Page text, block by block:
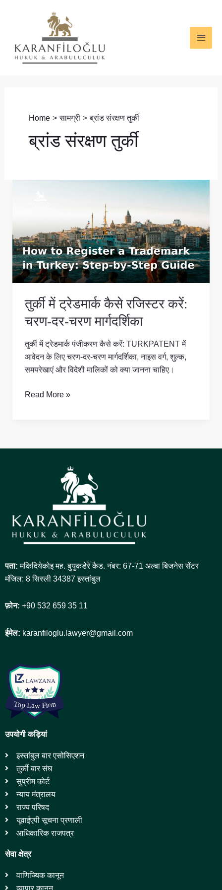
Home सामग्री ब्रांड संरक्षण तुर्की
ब्रांड संरक्षण तुर्की
तुर्की में ट्रेडमार्क कैसे रजिस्टर करें:
चरण-दर-चरण मार्गदर्शिका
तुर्की में ट्रेडमार्क पंजीकरण कैसे करें: TURKPATENT में
आवेदन के लिए चरण-दर-चरण मार्गदर्शिका, नाइस वर्ग, शुल्क,
समयरेखाएं और विदेशी मालिकों को क्या जानना चाहिए।
रजिस्टर
करें:
चरण-
दर-
मार्गदर्शिका
Read More »
पता: मकिदियेकोइ मह. बुयुकडेरे कैड. नंबर: 67-71 अल्बा बिजनेस सेंटर
मंजिल: 8 सिस्ली 34387 इस्तांबुल
फ़ोन: +90 532 659 35 11
ईमेल: karanfiloglu.lawyer@gmail.com
उपयोगी कड़ियां
इस्तांबुल बार एसोसिएशन
तुर्की बार संघ
सुप्रीम कोर्ट
न्याय मंत्रालय
राज्य परिषद
यूवाईएपी सूचना प्रणाली
आधिकारिक राजपत्र
सेवा क्षेत्र
वाणिज्यिक कानून
व्यापार कानून